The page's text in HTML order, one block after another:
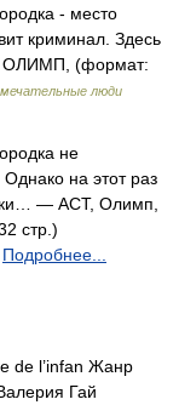
- место
криминал. Здесь
ОЛИМП, (формат:
люди
не
на этот раз
— АСТ, Олимп,
стр.)
Подробнее...
de l’infan Жанр
Гай